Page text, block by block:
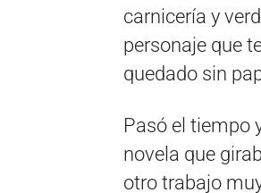
carnicería y
personaje que
quedado sin
Pasó el tiempo
novela que
otro trabajo